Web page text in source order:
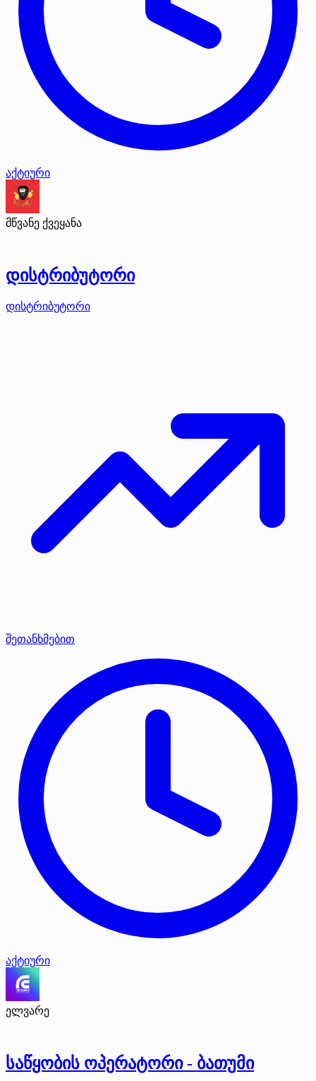
აქტიური
მწვანე ქვეყანა
დისტრიბუტორი
დისტრიბუტორი
შეთანხმებით
აქტიური
ელვარე
საწყობის ოპერატორი - ბათუმი